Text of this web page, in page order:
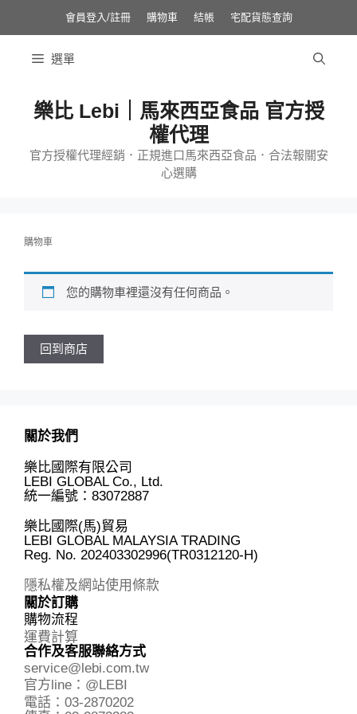
會員登入/註冊 購物車 結帳 宅配貨態查詢
選單
樂比 Lebi｜馬來西亞食品 官方授
權代理
官方授權代理經銷．正規進口馬來西亞食品．合法報關安
心選購
購物車
您的購物車裡還沒有任何商品。
回到商店
關於我們
樂比國際有限公司
LEBI GLOBAL Co., Ltd.
統一編號：83072887
樂比國際(馬)貿易
LEBI GLOBAL MALAYSIA TRADING
Reg. No. 202403302996(TR0312120-H)
隱私權及網站使用條款
關於訂購
購物流程
運費計算
合作及客服聯絡方式
service@lebi.com.tw
官方line：@LEBI
電話：03-2870202